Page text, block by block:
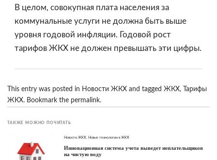
В целом, совокупная плата населения за
коммунальные услуги не должна быть выше
уровня годовой инфляции. Годовой рост
тарифов ЖКХ не должен превышать эти цифры.
This entry was posted in Новости ЖКХ and tagged ЖКХ,
Тарифы
ЖКХ. Bookmark the permalink.
ТАКЖЕ МОЖНО ПОЧИТАТЬ
Новости ЖКХ Новые технологии в ЖКХ
Инновационная система учета выведет неплательщиков
на чистую воду